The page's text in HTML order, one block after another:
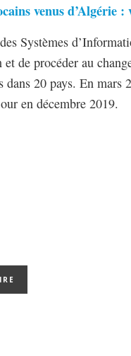
venus d’Algérie :
Systèmes
et de procéder au
dans 20 pays. En
en décembre 2019.